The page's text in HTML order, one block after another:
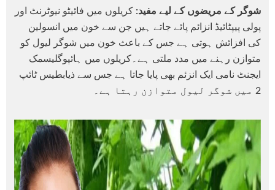
شوگر کے مریضوں کے لیے مفید: کریلوں میں فائیٹو نیوٹرنٹ اور
پولی پیپٹائیڈ انزائم پائے جاتے ہیں جن سے خون میں انسولین
کی افزائش ہوتی ہے جس کے باعث خون میں شوگر لیول کو
متوازن رہنے میں مدد ملتی ہے۔کریلوں میں ہائپوگلیسمک
ایجنٹ نامی ایک انزئم بھی پایا جاتا ہے جس سے ذیابطیس ٹائپ
2 میں شوگر لیول متوازن رہتا ہے۔